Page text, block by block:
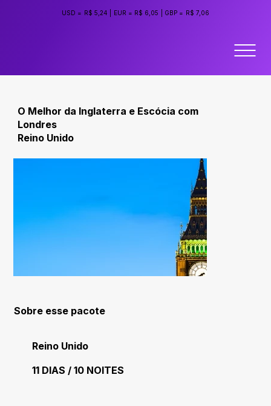
USD = R$ 5,24 EUR = R$ 6,05 GBP = R$ 7,06
O Melhor da Inglaterra e Escócia com
Londres
Reino Unido
Sobre esse pacote
Reino Unido
11 DIAS / 10 NOITES